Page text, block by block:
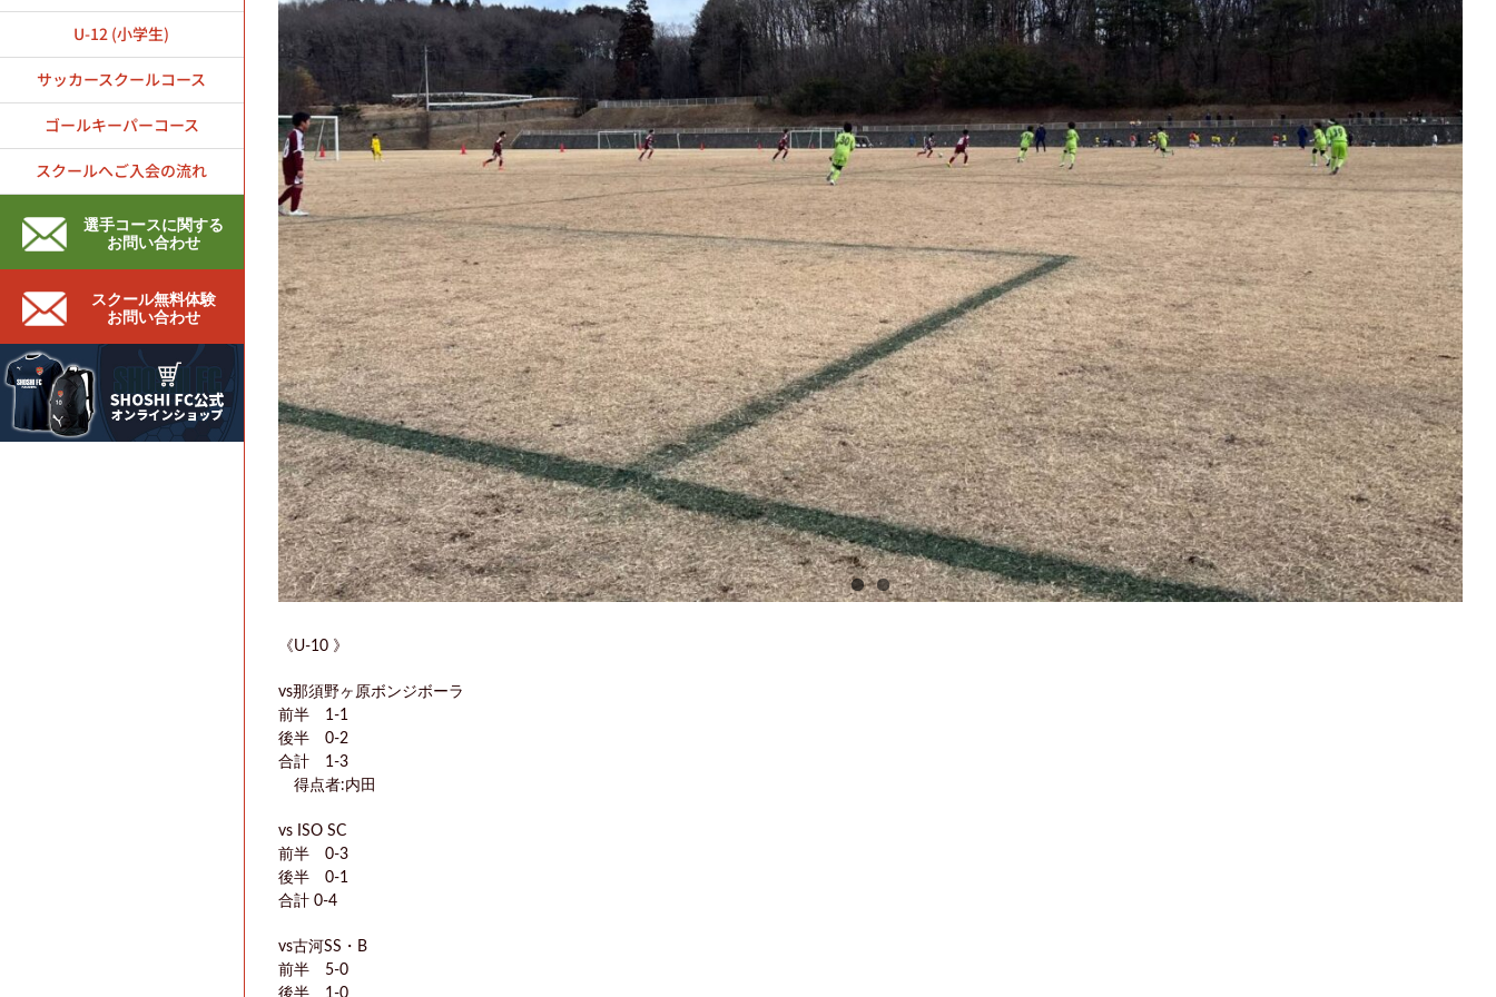
U-12 (小学生)
サッカースクールコース
ゴールキーパーコース
スクールへご入会の流れ
選手コースに関する
お問い合わせ
スクール無料体験
お問い合わせ
《U-10 》
vs那須野ヶ原ボンジボーラ
前半 1-1
後半 0-2
合計 1-3
得点者:内田
vs ISO SC
前半 0-3
後半 0-1
合計 0-4
vs古河SS・B
前半 5-0
後半 1-0